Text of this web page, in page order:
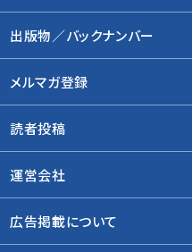
出版物／バックナンバー
メルマガ登録
読者投稿
運営会社
広告掲載について